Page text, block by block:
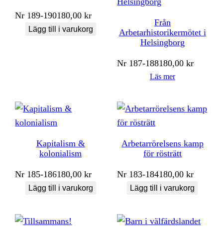
Nr 189-190180,00kr
Lägg till i varukorg
Från
Arbetarhistorikermötet i
Helsingborg
Nr 187-188180,00kr
Läs mer
Kapitalism &
kolonialism
Nr 185-186180,00kr
Lägg till i varukorg
Arbetarrörelsens kamp
för rösträtt
Nr 183-184180,00kr
Lägg till i varukorg